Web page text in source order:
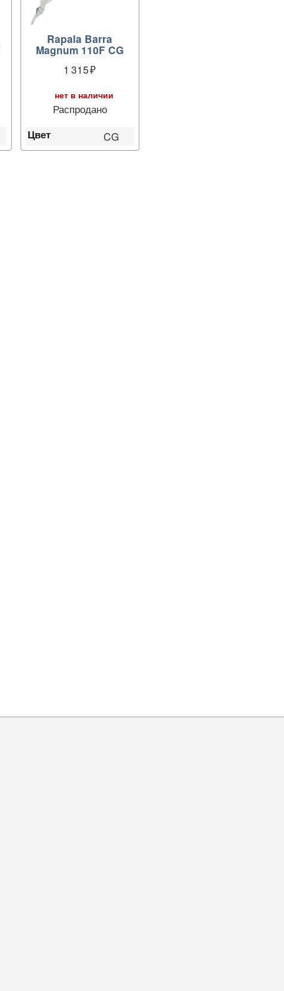
Rapala Barra
Magnum 110F CG
1 315
нет в наличии
Распродано
Цвет CG